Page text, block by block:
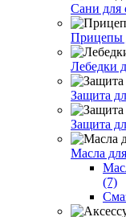
Сани для
Прицепы
Лебедки
Защита
Защита
Масла
(7)